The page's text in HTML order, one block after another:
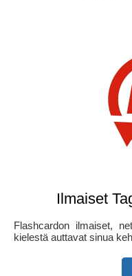
Ilmaiset
Flashcardon ilmaiset,
kielestä auttavat sinua